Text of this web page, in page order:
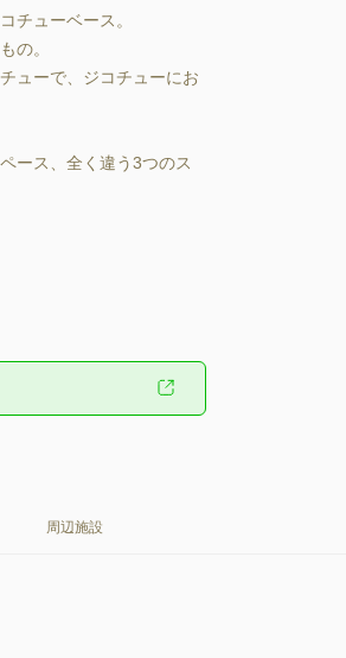
チューベース。
の。
ューで、ジコチューにお
ース、全く違う3つのス
周辺施設